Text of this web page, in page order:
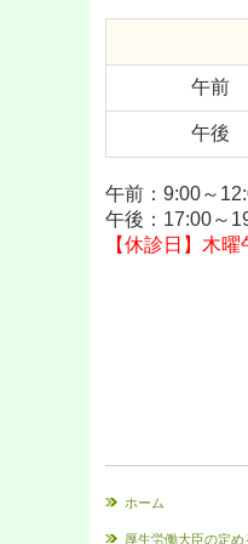
午前
午後
午前：9:00～
午後：17:00～
【休診日】木
ホーム
厚生労働大臣の定